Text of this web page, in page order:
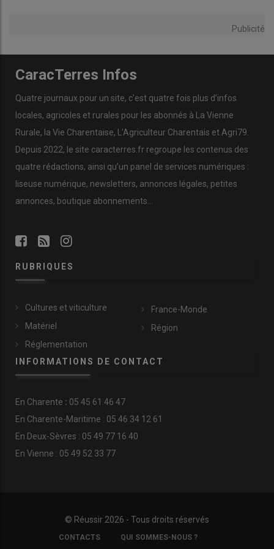
Publicité
CaracTerres Infos
Quatre journaux pour un site, c’est quatre fois plus d’infos
locales, agricoles et rurales pour les abonnés à La Vienne
Rurale, la Vie Charentaise, L’Agriculteur Charentais et Agri79.
Depuis 2022, le site caracterres.fr regroupe les contenus des
quatre rédactions, ainsi qu’un panel de services numériques :
liseuse numérique, newsletters, annonces légales, petites
annonces, boutique abonnements…
RUBRIQUES
Cultures et viticulture
Matériel
Réglementation
France-Monde
Région
INFORMATIONS DE CONTACT
En Charente : 05 45 61 46 47
En Charente-Maritime : 05 46 34 12 61
En Deux-Sèvres : 05 49 77 16 40
En Vienne : 05 49 52 33 77
© Réussir 2026 - Tous droits réservés
COPYRIGHTCONTACTS QUI SOMMES-NOUS ?